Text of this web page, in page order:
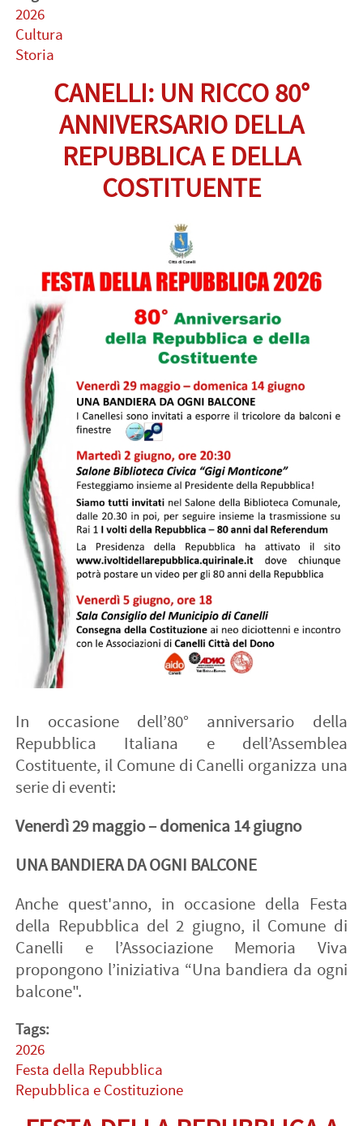
2026
Cultura
Storia
CANELLI: UN RICCO 80°
ANNIVERSARIO DELLA
REPUBBLICA E DELLA
COSTITUENTE
In occasione dell’80° anniversario della
Repubblica Italiana e dell’Assemblea
Costituente, il Comune di Canelli organizza una
serie di eventi:
Venerdì 29 maggio – domenica 14 giugno
UNA BANDIERA DA OGNI BALCONE
Anche quest'anno, in occasione della Festa
della Repubblica del 2 giugno, il Comune di
Canelli e l’Associazione Memoria Viva
propongono l’iniziativa “Una bandiera da ogni
balcone".
Tags:
2026
Festa della Repubblica
Repubblica e Costituzione